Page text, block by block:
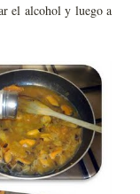
el alcohol y luego a